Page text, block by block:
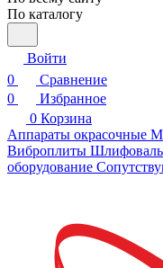
По каталогу
Войти
0
Сравнение
0
Избранное
0 Корзина
Аппараты окрасочные
Виброплиты
оборудование